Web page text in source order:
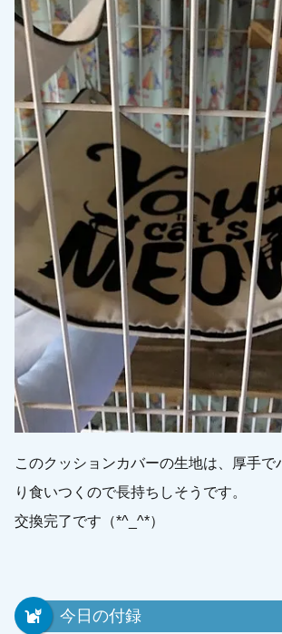
このクッションカバーの生地は、厚手で
り食いつくので長持ちしそうです。
交換完了です（*^_^*）
今日の付録